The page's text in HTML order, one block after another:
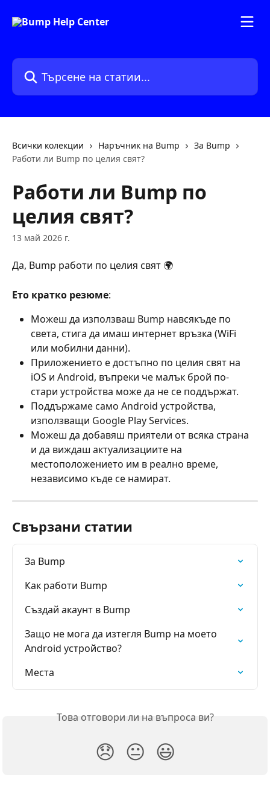
Търсене на статии...
Всички колекции Наръчник на Bump
За Bump
Работи ли Bump по целия свят?
Работи ли Bump по
целия свят?
13 май 2026 г.
Да, Bump работи по целия свят 🌍
Ето кратко резюме:
Можеш да използваш Bump навсякъде по
света, стига да имаш интернет връзка (WiFi
или мобилни данни).
Приложението е достъпно по целия свят на
iOS и Android, въпреки че малък брой по-
стари устройства може да не се поддържат.
Поддържаме само Android устройства,
използващи Google Play Services.
Можеш да добавяш приятели от всяка страна
и да виждаш актуализациите на
местоположението им в реално време,
независимо къде се намират.
Свързани статии
За Bump
Как работи Bump
Създай акаунт в Bump
Защо не мога да изтегля Bump на моето
Android устройство?
Места
Това отговори ли на въпроса ви?
😞 😐 😃